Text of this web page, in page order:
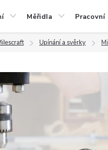
Měřidla Pracovní
Upínání a svěrky